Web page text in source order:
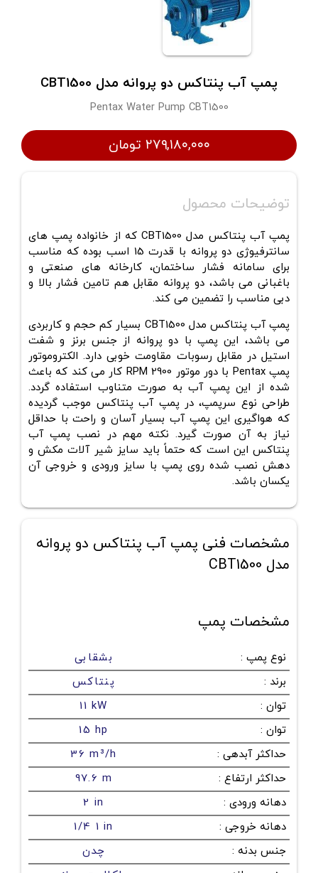
پمپ آب پنتاکس دو پروانه مدل CBT1500
Pentax Water Pump CBT1500
۲۷۹,۱۸۰,۰۰۰ تومان
توضیحات محصول
پمپ آب پنتاکس مدل CBT1500 که از خانواده پمپ های
سانترفیوژی دو پروانه با قدرت 15 اسب بوده که مناسب
برای سامانه فشار ساختمان، کارخانه های صنعتی و
باغبانی می باشد، دو پروانه مقابل هم تامین فشار بالا و
دبی مناسب را تضمین می کند.
پمپ آب پنتاکس مدل CBT1500 بسیار کم حجم و کاربردی
می باشد، این پمپ با دو پروانه از جنس برنز و شفت
استیل در مقابل رسوبات مقاومت خوبی دارد. الکتروموتور
پمپ Pentax با دور موتور 2900 RPM کار می کند که باعث
شده از این پمپ آب به صورت متناوب استفاده گردد.
طراحی نوع سرپمپ، در پمپ آب پنتاکس موجب گردیده
که هواگیری این پمپ آب بسیار آسان و راحت با حداقل
نیاز به آن صورت گیرد. نکته مهم در نصب پمپ آب
پنتاکس این است که حتماً باید سایز شیر آلات مکش و
دهش نصب شده روی پمپ با سایز ورودی و خروجی آن
یکسان باشد.
مشخصات فنی پمپ آب پنتاکس دو پروانه
مدل CBT1500
مشخصات پمپ
نوع پمپ :
بشقابی
برند :
پنتاکس
توان :
11 kW
توان :
15 hp
حداکثر آبدهی :
36 m³/h
حداکثر ارتفاع :
97.6 m
دهانه ورودی :
2 in
دهانه خروجی :
1/4 1 in
جنس بدنه :
چدن